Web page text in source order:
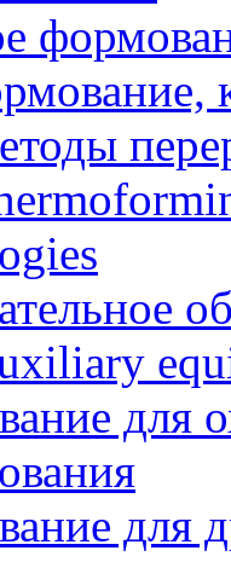
для
для